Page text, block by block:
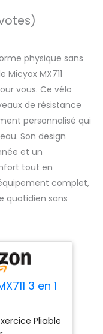
physique sans
MX711
vous. Ce vélo
de résistance
personnalisé qui
Son design
et un
tout en
complet,
quotidien sans
3 en 1
16Pliable